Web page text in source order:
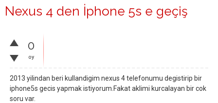
Nexus 4 den İphone 5s e geçiş
0
oy
2013 yilindan beri kullandigim nexus 4 telefonumu degistirip bir
iphone5s gecis yapmak istiyorum.Fakat aklimi kurcalayan bir cok
soru var.